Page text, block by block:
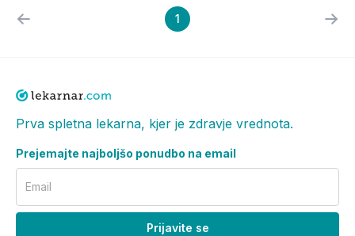
1
Prva spletna lekarna, kjer je zdravje vrednota.
Prejemajte najboljšo ponudbo na email
Email
Prijavite se